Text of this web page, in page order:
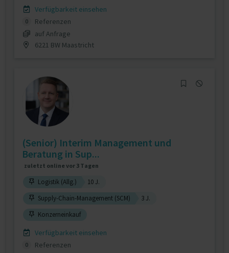
Verfügbarkeit einsehen
0
Referenzen
auf Anfrage
6221 BW Maastricht
(Senior) Interim Management und
Beratung in Sup...
zuletzt online vor 3 Tagen
Logistik (Allg.)
10 J.
Supply-Chain-Management (SCM)
3 J.
Konzerneinkauf
Verfügbarkeit einsehen
0
Referenzen